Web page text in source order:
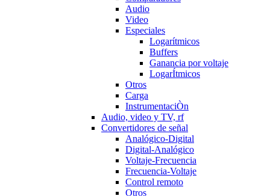
Audio
Video
Especiales
Logarítmicos
Buffers
Ganancia por voltaje
LogarÍtmicos
Otros
Carga
InstrumentaciÒn
Audio, video y TV, rf
Convertidores de señal
Analógico-Digital
Digital-Analógico
Voltaje-Frecuencia
Frecuencia-Voltaje
Control remoto
Otros